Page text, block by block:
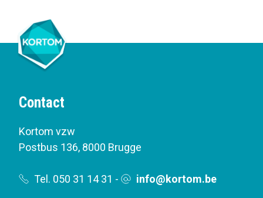
Contact
Kortom vzw
Postbus 136, 8000 Brugge
Tel. 050 31 14 31 - info@kortom.be